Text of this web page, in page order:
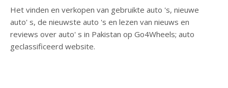
Het vinden en verkopen van gebruikte auto 's, nieuwe
auto' s, de nieuwste auto 's en lezen van nieuws en
reviews over auto' s in Pakistan op Go4Wheels; auto
geclassificeerd website.